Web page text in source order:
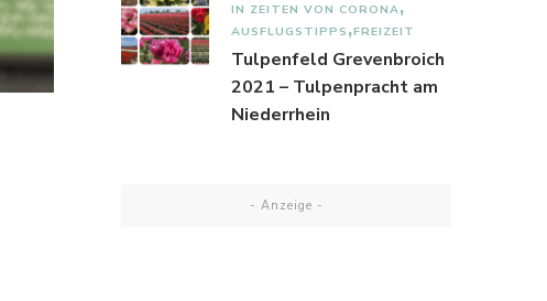
IN ZEITEN VON CORONA
AUSFLUGSTIPPS FREIZEIT
Tulpenfeld Grevenbroich
2021 – Tulpenpracht am
Niederrhein
- Anzeige -